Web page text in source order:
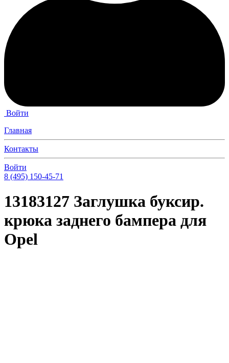
Войти
Главная
Контакты
Войти
8 (495) 150-45-71
13183127 Заглушка буксир.
крюка заднего бампера для
Opel